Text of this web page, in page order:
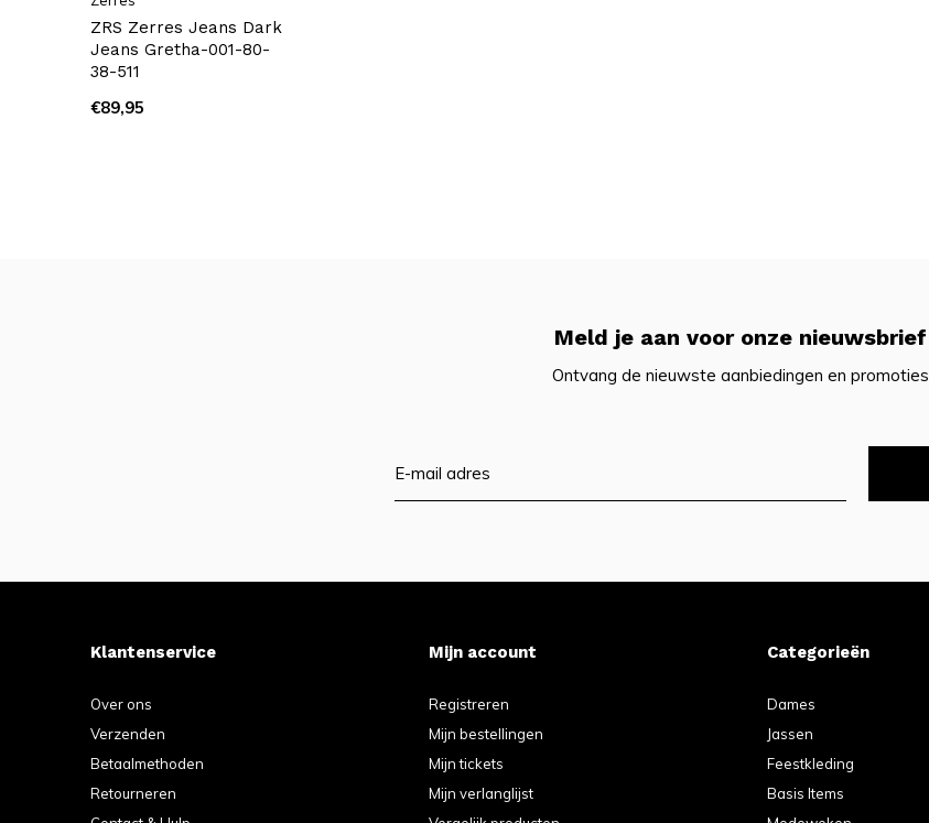
ZRS Zerres Jeans Dark
Jeans Gretha-001-80-
38-511
€89,95
Meld je aan voor onze nieuwsbrief
Ontvang de nieuwste aanbiedingen en promoties
Klantenservice
Over ons
Verzenden
Betaalmethoden
Retourneren
Mijn account
Registreren
Mijn bestellingen
Mijn tickets
Mijn verlanglijst
Categorieën
Dames
Jassen
Feestkleding
Basis Items